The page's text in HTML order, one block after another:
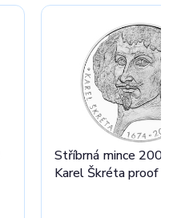
Stříbrná mince 200
Karel Škréta proof